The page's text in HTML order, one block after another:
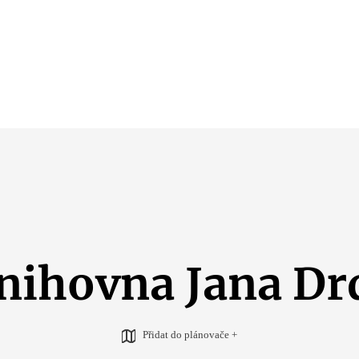
Jana
Přidat do plánovače +